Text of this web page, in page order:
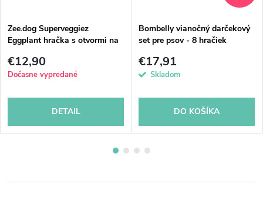
Zee.dog Superveggiez
Eggplant hračka s otvormi na
€12,90
Dočasne vypredané
DETAIL
Bombelly vianočný darčekový
set pre psov - 8 hračiek
€17,91
Skladom
DO KOŠÍKA